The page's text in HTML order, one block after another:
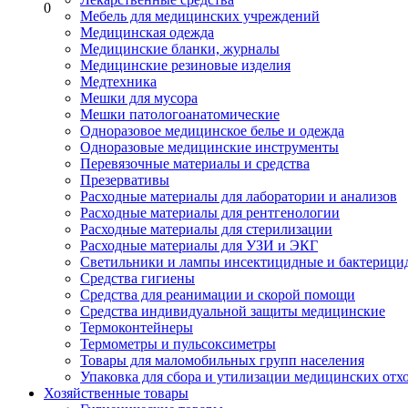
0
Мебель для медицинских учреждений
Медицинская одежда
Медицинские бланки, журналы
Медицинские резиновые изделия
Медтехника
Мешки для мусора
Мешки патологоанатомические
Одноразовое медицинское белье и одежда
Одноразовые медицинские инструменты
Перевязочные материалы и средства
Презервативы
Расходные материалы для лаборатории и анализов
Расходные материалы для рентгенологии
Расходные материалы для стерилизации
Расходные материалы для УЗИ и ЭКГ
Светильники и лампы инсектицидные и
Средства гигиены
Средства для реанимации и скорой помощи
Средства индивидуальной защиты медицинские
Термоконтейнеры
Термометры и пульсоксиметры
Товары для маломобильных групп населения
Упаковка для сбора и утилизации медицинских
Хозяйственные товары